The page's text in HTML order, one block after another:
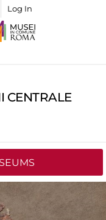
Log In
CENTRALE